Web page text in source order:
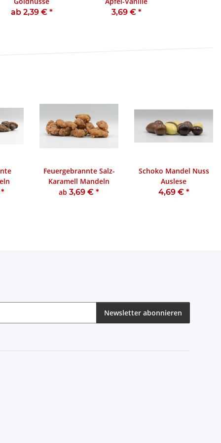
ab 2,39 € *
3,69 € *
*
Feuergebrannte Salz-
Karamell Mandeln
ab 3,69 € *
Schoko Mandel Nuss
Auslese
4,69 € *
Newsletter abonnieren